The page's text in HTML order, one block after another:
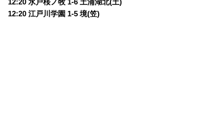
12:20 水戸桜ノ牧 1-6 土浦湖北(土)
12:20 江戸川学園 1-5 境(笠)